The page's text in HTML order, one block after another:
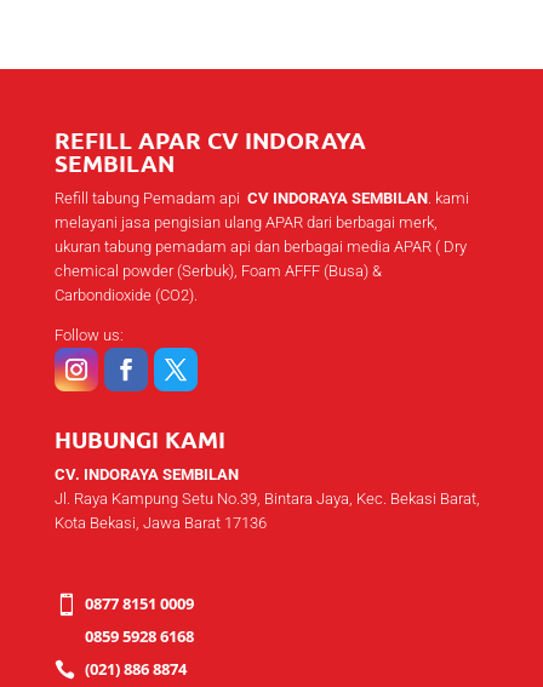
REFILL APAR CV INDORAYA
SEMBILAN
Refill tabung Pemadam api CV INDORAYA SEMBILAN. kami
melayani jasa pengisian ulang APAR dari berbagai merk,
ukuran tabung pemadam api dan berbagai media APAR ( Dry
chemical powder (Serbuk), Foam AFFF (Busa) &
Carbondioxide (CO2).
Follow us:
HUBUNGI KAMI
CV. INDORAYA SEMBILAN
Jl. Raya Kampung Setu No.39, Bintara Jaya, Kec. Bekasi Barat,
Kota Bekasi, Jawa Barat 17136

0877 8151 0009
0859 5928 6168
 (021) 886 8874